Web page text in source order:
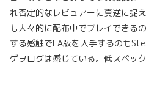
れ否定的なレビュアーに真逆に捉
も大々的に配布中でプレイできる
する感触でEA版を入手するのも
ゲヲログは感じている。低スペッ